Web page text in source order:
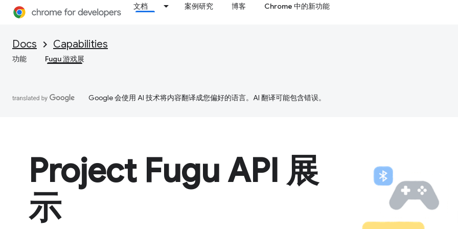
文档 案例研究 博客 Chrome 中的新功能
Docs Capabilities
功能 Fugu 游戏展
Google 会使用 AI 技术将内容翻译成您偏好的语言。AI 翻译可能包含错误。
Project Fugu API 展
示